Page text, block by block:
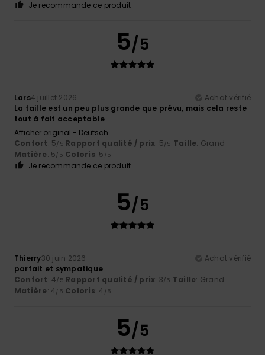
Je recommande ce produit
5/5
Lars4 juillet 2026
Achat vérifié
La taille est un peu plus grande que prévu, mais cela reste
tout à fait acceptable
Afficher original - Deutsch
Confort: 5/5 Rapport qualité / prix: 5/5 Taille: Grand
Matière: 5/5 Coloris: 5 /5
Je recommande ce produit
5/5
Thierry30 juin 2026
Achat vérifié
parfait et sympatique
Confort: 4/5 Rapport qualité / prix: 3/5 Taille: Grand
Matière: 4/5 Coloris: 4 /5
5/5